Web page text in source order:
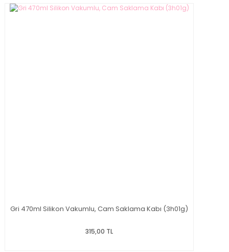
Gri 470ml Silikon Vakumlu, Cam Saklama Kabı (3h01g)
315,00 TL